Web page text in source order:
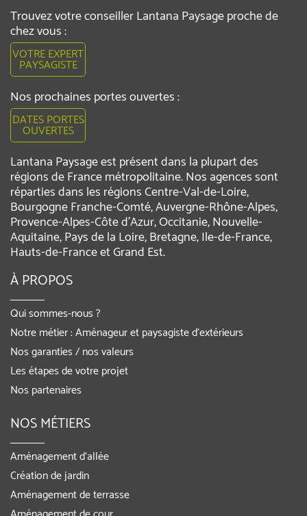
Trouvez votre conseiller Lantana Paysage proche de
chez vous :
VOTRE EXPERT
PAYSAGISTE
Nos prochaines portes ouvertes :
DATES PORTES
OUVERTES
Lantana Paysage est présent dans la plupart des
régions de France métropolitaine. Nos agences sont
réparties dans les régions Centre-Val-de-Loire,
Bourgogne Franche-Comté, Auvergne-Rhône-Alpes,
Provence-Alpes-Côte d'Azur, Occitanie, Nouvelle-
Aquitaine, Pays de la Loire, Bretagne, Ile-de-France,
Hauts-de-France et Grand Est.
À PROPOS
Qui sommes-nous ?
Notre métier : Aménageur et paysagiste d’extérieurs
Nos garanties / nos valeurs
Les étapes de votre projet
Nos partenaires
NOS MÉTIERS
Aménagement d’allée
Création de jardin
Aménagement de terrasse